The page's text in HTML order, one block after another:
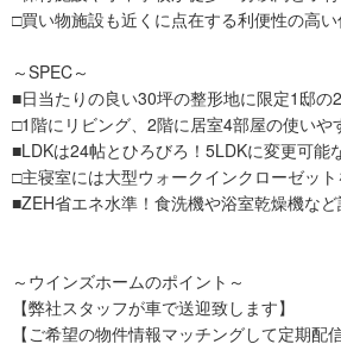
□買い物施設も近くに点在する利便性の高
～SPEC～
■日当たりの良い30坪の整形地に限定1邸の
□1階にリビング、2階に居室4部屋の使いや
■LDKは24帖とひろびろ！5LDKに変更可能
□主寝室には大型ウォークインクローゼッ
■ZEH省エネ水準！食洗機や浴室乾燥機など
～ウインズホームのポイント～
【弊社スタッフが車で送迎致します】
【ご希望の物件情報マッチングして定期配